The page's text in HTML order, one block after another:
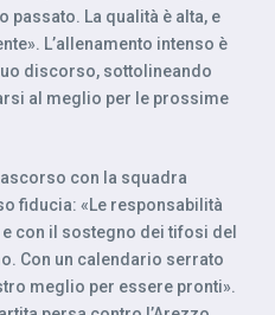
passato. La qualità è alta, e
L’allenamento intenso è
discorso, sottolineando
al meglio per le prossime
con la squadra
fiducia: «Le responsabilità
con il sostegno dei tifosi del
Con un calendario serrato
meglio per essere pronti».